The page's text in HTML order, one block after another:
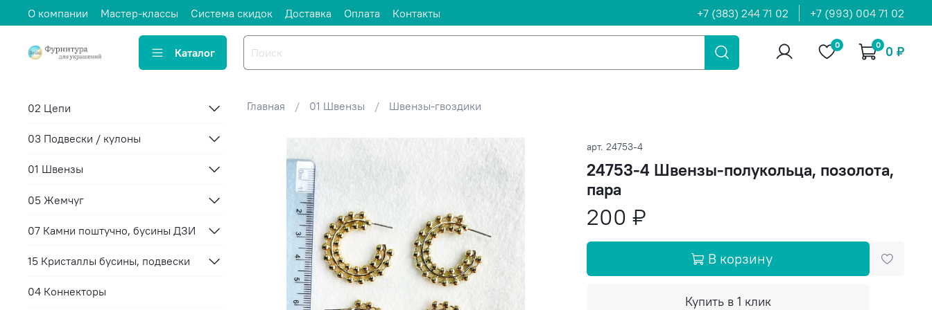
О компании Мастер-классы Система скидок Доставка Оплата Контакты +7 (383) 244 71 02 +7 (993) 004 71 02
Каталог
0 0 0 ₽
Главная 01 Швензы Швензы-гвоздики
арт. 24753-4
24753-4 Швензы-полукольца, позолота,
пара
200 ₽
В корзину
Купить в 1 клик
02 Цепи
03 Подвески / кулоны
01 Швензы
05 Жемчуг
07 Камни поштучно, бусины ДЗИ
15 Кристаллы бусины, подвески
04 Коннекторы